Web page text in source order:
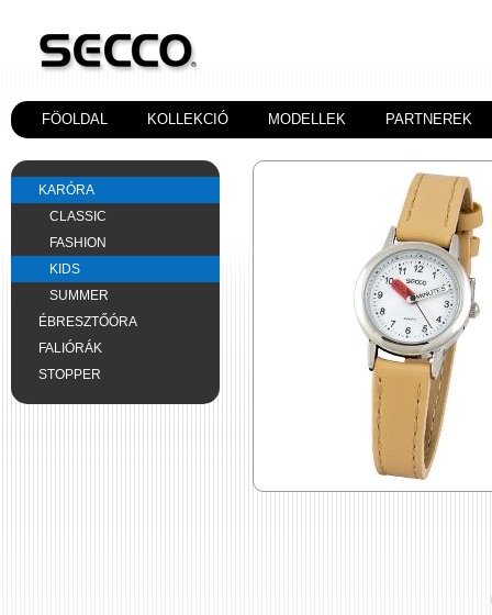
FÖOLDAL KOLLEKCIÓ MODELLEK PARTNEREK
KARÓRA
CLASSIC
FASHION
KIDS
SUMMER
ÉBRESZTŐÓRA
FALIÓRÁK
STOPPER